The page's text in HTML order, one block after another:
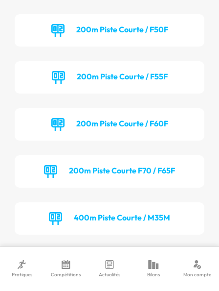
200m Piste Courte / F50F
200m Piste Courte / F55F
200m Piste Courte / F60F
200m Piste Courte F70 / F65F
400m Piste Courte / M35M
400m Piste Courte / M40M
Pratiques Compétitions Actualités Bilans Mon compte